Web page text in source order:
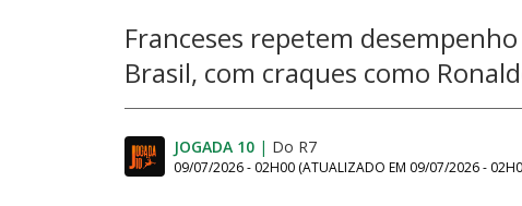
Franceses repetem
Brasil, com craques como
JOGADA 10 | Do R7
09/07/2026 - 02H00 (ATUALIZADO EM 09/07/2026 -